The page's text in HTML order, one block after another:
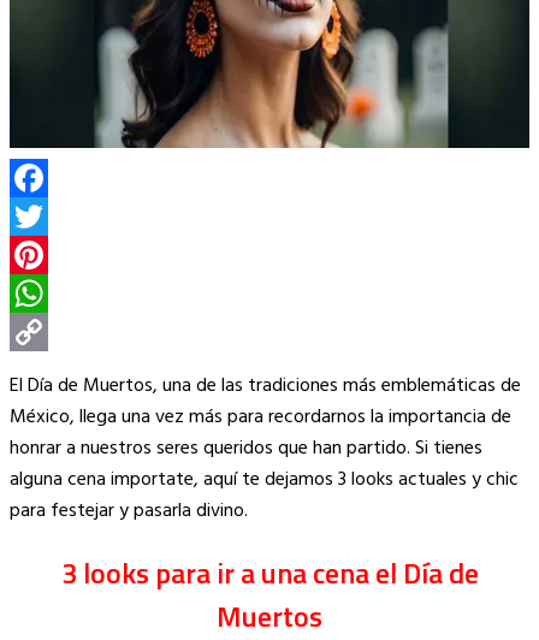
Facebook
Twitter
Pinterest
WhatsApp
Copy
Link
El Día de Muertos, una de las tradiciones más emblemáticas de
México, llega una vez más para recordarnos la importancia de
honrar a nuestros seres queridos que han partido. Si tienes
alguna cena importate, aquí te dejamos 3 looks actuales y chic
para festejar y pasarla divino.
3 looks para ir a una cena el Día de
Muertos